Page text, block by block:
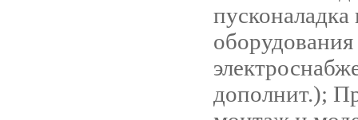
пусконаладка
оборудования
дополнит.);